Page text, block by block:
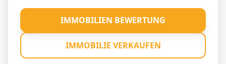
IMMOBILIEN BEWERTUNG
IMMOBILIE VERKAUFEN